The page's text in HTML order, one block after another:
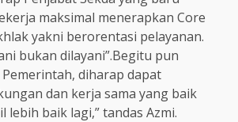
maksimal menerapkan Core
yakni berorentasi pelayanan.
bukan dilayani”.Begitu pun
diharap dapat
dan kerja sama yang baik
lebih baik lagi,” tandas Azmi.